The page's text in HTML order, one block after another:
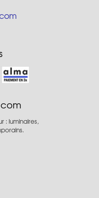
: luminaires,